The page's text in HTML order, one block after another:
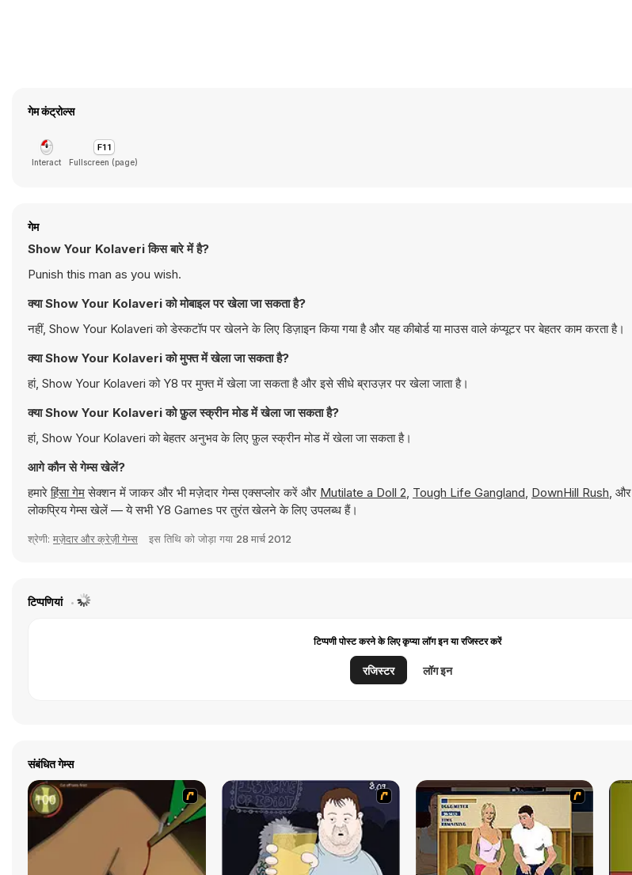
गेम कंट्रोल्स
Interact Fullscreen (page)
गेम
Show Your Kolaveri किस बारे में है?
Punish this man as you wish.
क्या Show Your Kolaveri को मोबाइल पर खेला जा सकता है?
नहीं, Show Your Kolaveri को डेस्कटॉप पर खेलने के लिए डिज़ाइन किया गया है और यह कीबोर्ड या माउस वाले कंप्यूटर पर बेहतर काम करता है।
क्या Show Your Kolaveri को मुफ्त में खेला जा सकता है?
हां, Show Your Kolaveri को Y8 पर मुफ्त में खेला जा सकता है और इसे सीधे ब्राउज़र पर खेला जाता है।
क्या Show Your Kolaveri को फ़ुल स्क्रीन मोड में खेला जा सकता है?
हां, Show Your Kolaveri को बेहतर अनुभव के लिए फ़ुल स्क्रीन मोड में खेला जा सकता है।
आगे कौन से गेम्स खेलें?
हमारेहिंसा गेमसेक्शन में जाकर और भी मज़ेदार गेम्स एक्सप्लोर करें और Mutilate a Doll 2, Tough Life Gangland, DownHill Rush, और
लोकप्रिय गेम्स खेलें — ये सभी Y8 Games पर तुरंत खेलने के लिए उपलब्ध हैं।
श्रेणी: मज़ेदार और क्रेज़ी गेम्स इस तिथि को जोड़ा गया 28 मार्च 2012
टिप्पणियां
टिप्पणी पोस्ट करने के लिए कृप्या लॉग इन या रजिस्टर करें
रजिस्टर लॉग इन
संबंधित गेम्स